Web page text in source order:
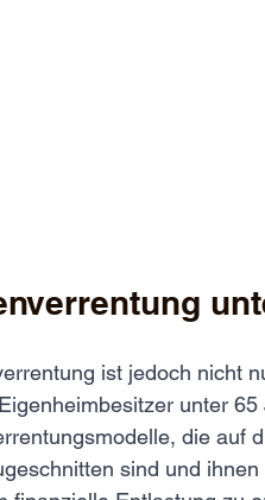
ist jedoch nicht
unter
die auf
sind und